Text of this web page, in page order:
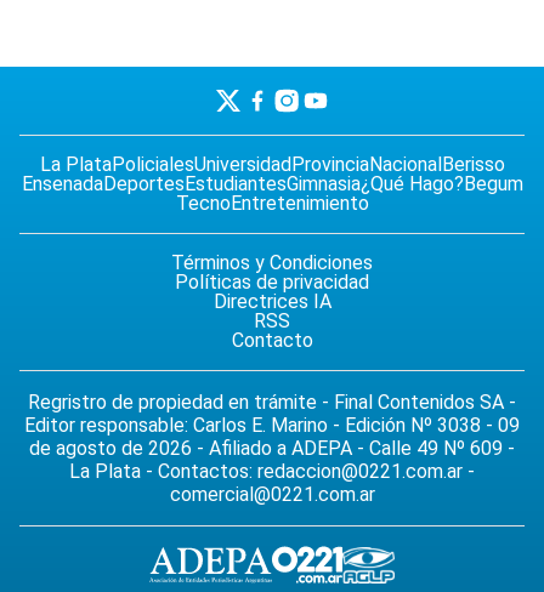
La PlataPolicialesUniversidadProvinciaNacionalBerisso
EnsenadaDeportesEstudiantesGimnasia¿Qué Hago?Begum
TecnoEntretenimiento
Términos y Condiciones
Políticas de privacidad
Directrices IA
RSS
Contacto
Regristro de propiedad en trámite - Final Contenidos SA -
Editor responsable: Carlos E. Marino - Edición Nº 3038 - 09
de agosto de 2026 - Afiliado a ADEPA - Calle 49 Nº 609 -
La Plata - Contactos: redaccion@0221.com.ar -
comercial@0221.com.ar